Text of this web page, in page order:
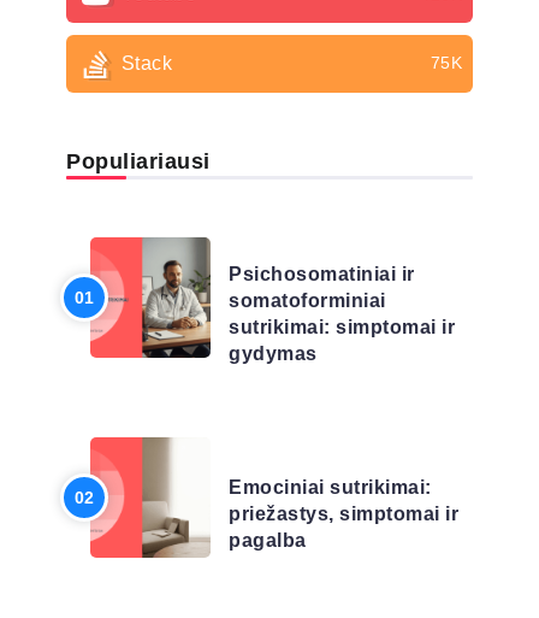
Stack 75K
Populiariausi
Psichosomatiniai ir
somatoforminiai
sutrikimai: simptomai ir
gydymas
Emociniai sutrikimai:
priežastys, simptomai ir
pagalba